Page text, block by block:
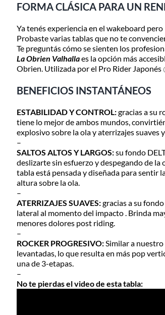
postal en el producto a comprar
Despachamos dentro de las 24hs
de realizada la compra. Recibilo de
2 a 5 días.
138cm
-
Nivel
Avanzado
cantidad
FORMA CLÁSICA PARA UN
Ya tenés experiencia en el wakeboard
Probaste varias tablas que no te
Te preguntás cómo se sienten los
La Obrien Valhallaes la opción más
Obrien. Utilizada por el Pro Rider Japonés
BENEFICIOS INSTANTÁNEOS
ESTABILIDAD Y CONTROL:gracias a su
tiene lo mejor de ambos mundos,
explosivo sobre la ola y aterrizajes suaves
–
SALTOS ALTOS Y LARGOS:su fondo
deslizarte sin esfuerzo y despegando de
tabla está pensada y diseñada para sentir
altura sobre la ola.
–
ATERRIZAJES SUAVES:gracias a su
lateral al momento del impacto . Brinda
menores dolores post riding.
–
ROCKER PROGRESIVO: Similar a
levantadas, lo que resulta en más pop
una de 3-etapas.
–
No te pierdas el video de esta tabla: